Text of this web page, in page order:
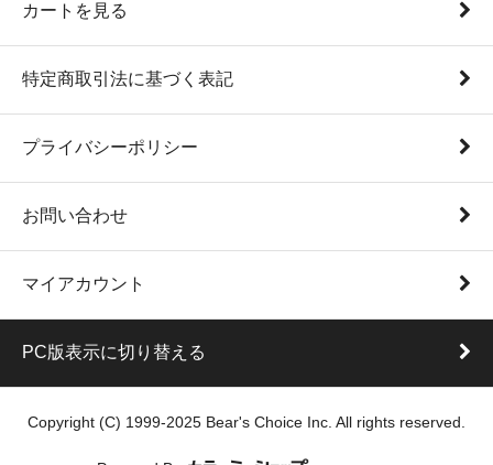
カートを見る
特定商取引法に基づく表記
プライバシーポリシー
お問い合わせ
マイアカウント
PC版表示に切り替える
Copyright (C) 1999-2025 Bear's Choice Inc. All rights reserved.